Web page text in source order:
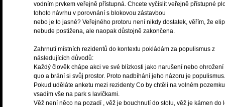
vodním prvkem veřejně přístupná. Chcete vyčíslit veřejně přístupné
tohoto návrhu v porovnání s blokovou zástavbou
nebo je to jasné? Veřejného protoru není nikdy dostatek, věřím, že
nebude postižena, ale naopak důstojně zakončena.
Zahrnutí místních rezidentů do kontextu pokládám za populismus z
následujících důvodů:
Každý člověk chápe akci ve své blízkosti jako narušení nebo ohrožení
quo a brání si svůj prostor. Proto nadbíhání jeho názoru je populismus.
Pokud uděláte anketu mezi rezidenty Co by chtěli na volném
vsadím vše na park s lavičkami.
Věž není něco na pozadí , věž je bouchnutí do stolu, věž je kámen do